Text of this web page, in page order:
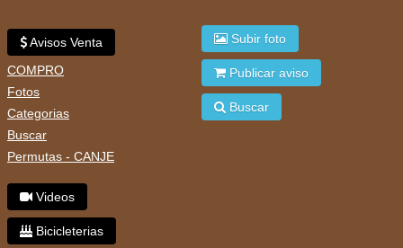
Avisos Venta
COMPRO
Fotos
Categorias
Buscar
Permutas - CANJE
Videos
Bicicleterias
Subir foto
Publicar aviso
Buscar